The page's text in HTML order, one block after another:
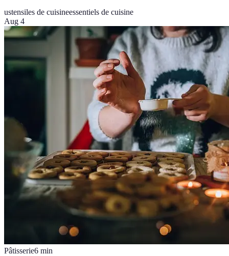
ustensiles de cuisineessentiels de cuisine
Aug 4
Pâtisserie6 min